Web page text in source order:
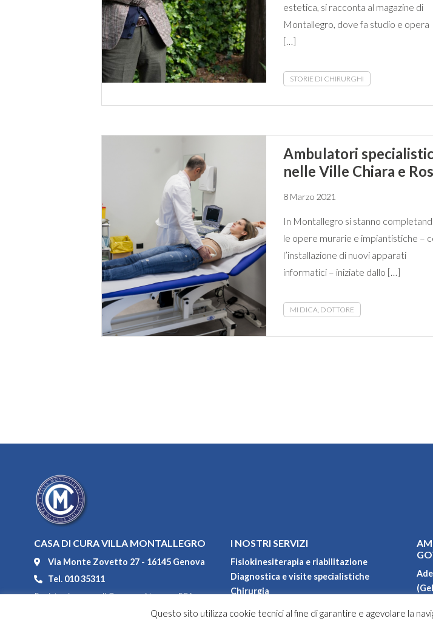
estetica, si racconta al magazine di
Montallegro, dove fa studio e opera
[…]
STORIE DI CHIRURGHI
Ambulatori
nelle Ville Chiara e
8 Marzo 2021
In Montallegro si stanno
le opere murarie e impiantistiche –
l’installazione di nuovi apparati
informatici – iniziate dallo […]
MI DICA, DOTTORE
CASA DI CURA VILLA MONTALLEGRO
Via Monte Zovetto 27 - 16145 Genova
Tel. 010 35311
Registro imprese di Genova - Numero REA
I NOSTRI SERVIZI
Fisiokinesiterapia e riabilitazione
Diagnostica e visite specialistiche
Chirurgia
Questo sito utilizza cookie tecnici al fine di garantire e agevolare la